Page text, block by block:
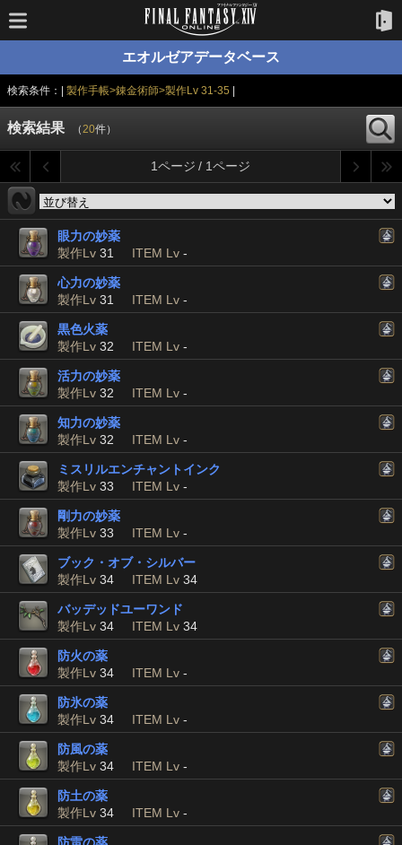
エオルゼアデータベース
検索条件：| 製作手帳>錬金術師>製作Lv 31-35
検索結果 （20件）
1ページ / 1ページ
眼力の妙薬
製作Lv 31 ITEM Lv -
心力の妙薬
製作Lv 31 ITEM Lv -
黒色火薬
製作Lv 32 ITEM Lv -
活力の妙薬
製作Lv 32 ITEM Lv -
知力の妙薬
製作Lv 32 ITEM Lv -
ミスリルエンチャントインク
製作Lv 33 ITEM Lv -
剛力の妙薬
製作Lv 33 ITEM Lv -
ブック・オブ・シルバー
製作Lv 34 ITEM Lv 34
バッデッドユーワンド
製作Lv 34 ITEM Lv 34
防火の薬
製作Lv 34 ITEM Lv -
防氷の薬
製作Lv 34 ITEM Lv -
防風の薬
製作Lv 34 ITEM Lv -
防土の薬
製作Lv 34 ITEM Lv -